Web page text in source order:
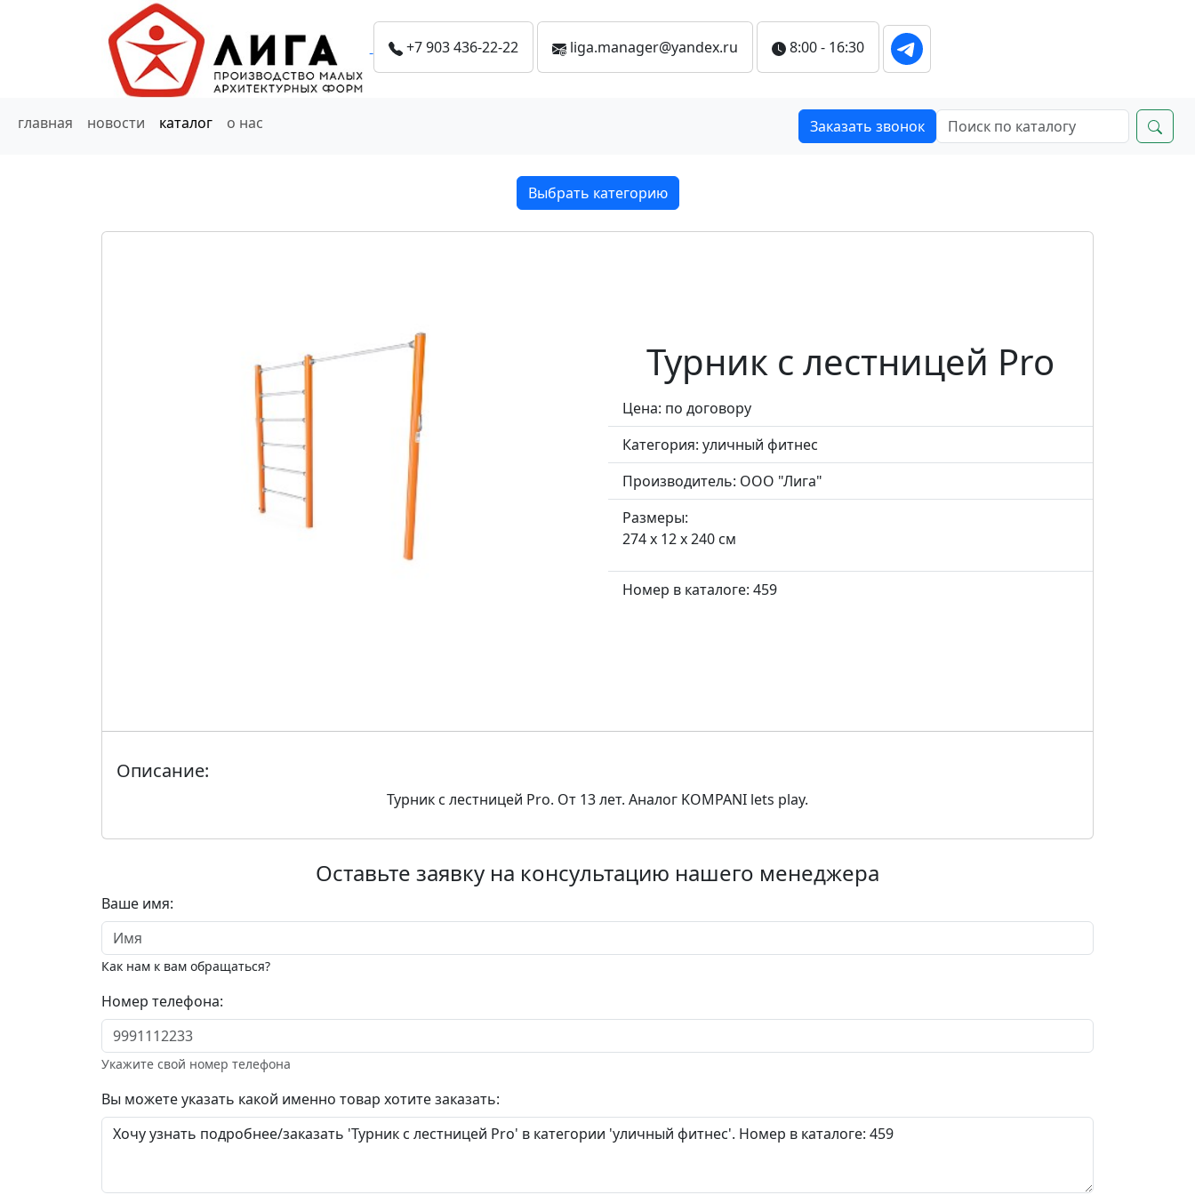
+7 903 436-22-22 liga.manager@yandex.ru 8:00 - 16:30
главная новости каталог о нас Заказать звонок
Выбрать категорию
Турник с лестницей Pro
Цена: по договору
Категория: уличный фитнес
Производитель: ООО "Лига"
Размеры:
274 x 12 x 240 см
Номер в каталоге: 459
Описание:
Турник с лестницей Pro. От 13 лет. Аналог KOMPANI lets play.
Оставьте заявку на консультацию нашего менеджера
Ваше имя:
Как нам к вам обращаться?
Номер телефона:
Укажите свой номер телефона
Вы можете указать какой именно товар хотите заказать: